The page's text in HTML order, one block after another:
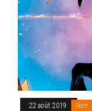
22 août 2019 Non